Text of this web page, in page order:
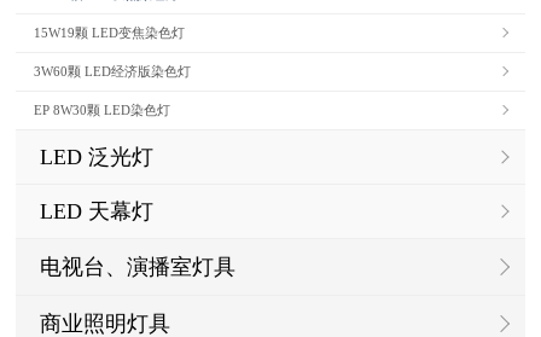
15W19颗 LED变焦染色灯
3W60颗 LED经济版染色灯
EP 8W30颗 LED染色灯
LED 泛光灯
LED 天幕灯
电视台、演播室灯具
商业照明灯具